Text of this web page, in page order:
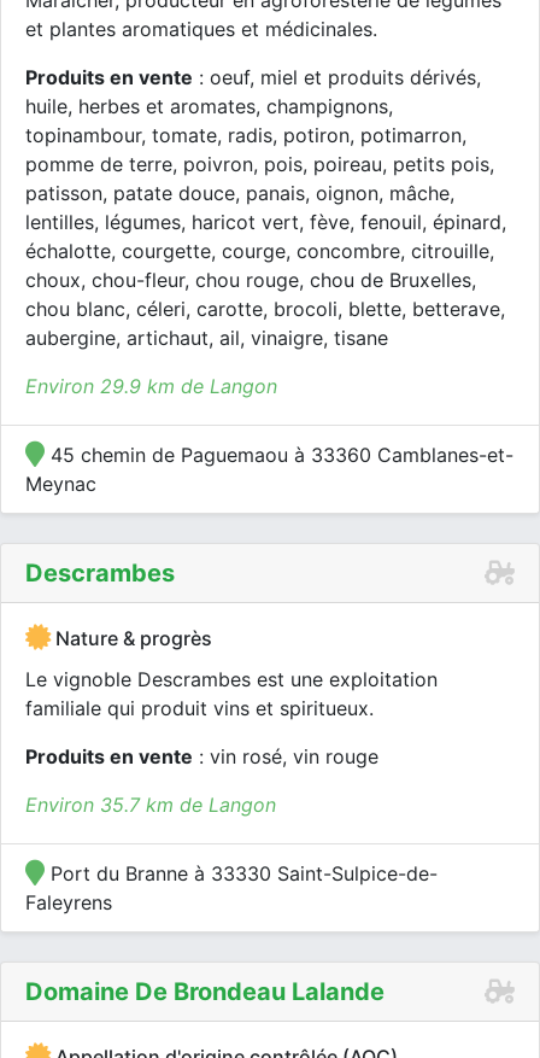
et plantes aromatiques et médicinales.
Produits en vente : oeuf, miel et produits dérivés,
huile, herbes et aromates, champignons,
topinambour, tomate, radis, potiron, potimarron,
pomme de terre, poivron, pois, poireau, petits pois,
patisson, patate douce, panais, oignon, mâche,
lentilles, légumes, haricot vert, fève, fenouil, épinard,
échalotte, courgette, courge, concombre, citrouille,
choux, chou-fleur, chou rouge, chou de Bruxelles,
chou blanc, céleri, carotte, brocoli, blette, betterave,
aubergine, artichaut, ail, vinaigre, tisane
Environ 29.9 km de Langon
45 chemin de Paguemaou à 33360 Camblanes-et-
Meynac
Descrambes
Nature & progrès
Le vignoble Descrambes est une exploitation
familiale qui produit vins et spiritueux.
Produits en vente : vin rosé, vin rouge
Environ 35.7 km de Langon
Port du Branne à 33330 Saint-Sulpice-de-
Faleyrens
Domaine De Brondeau Lalande